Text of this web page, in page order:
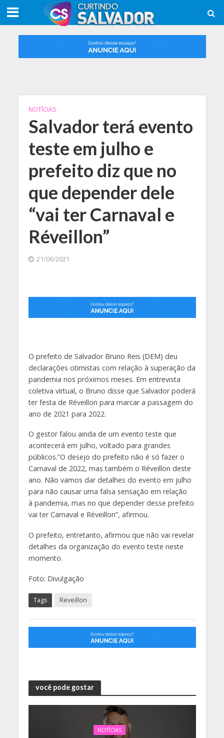
NOTÍCIAS
Salvador terá evento
teste em julho e
prefeito diz que no
que depender dele
“vai ter Carnaval e
Réveillon”
21/06/2021
O prefeito de Salvador Bruno Reis (DEM) deu
declarações otimistas com relação à superação da
pandemia nos próximos meses. Em entrevista
coletiva virtual, o Bruno disse que Salvador poderá
ter festa de Réveillon para marcar a passagem do
ano de 2021 para 2022.
O gestor falou ainda de um evento teste que
acontecerá em julho, voltado para grandes
públicos.”O desejo do prefeito não é só fazer o
Carnaval de 2022, mas também o Réveillon deste
ano. Não vamos dar detalhes do evento em julho
para não causar uma falsa sensação em relação
à pandemia, mas no que depender desse prefeito
vai ter Carnaval e Réveillon”, afirmou.
O prefeito, entretanto, afirmou que não vai revelar
detalhes da organização do evento teste neste
momento.
Foto: Divulgação
Tags Reveillon
você pode gostar
NOTÍCIAS